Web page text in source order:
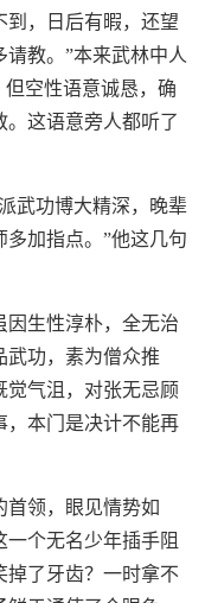
到，日后有暇，还望
教。”本来武林中人
空性语意诚恳，确
。这语意旁人都听了
武功博大精深，晚辈
加指点。”他这几句
因生性淳朴，全无治
武功，素为僧众推
觉气沮，对张无忌顾
，本门是决计不能再
首领，眼见情势如
个无名少年插手阻
掉了牙齿？一时拿不